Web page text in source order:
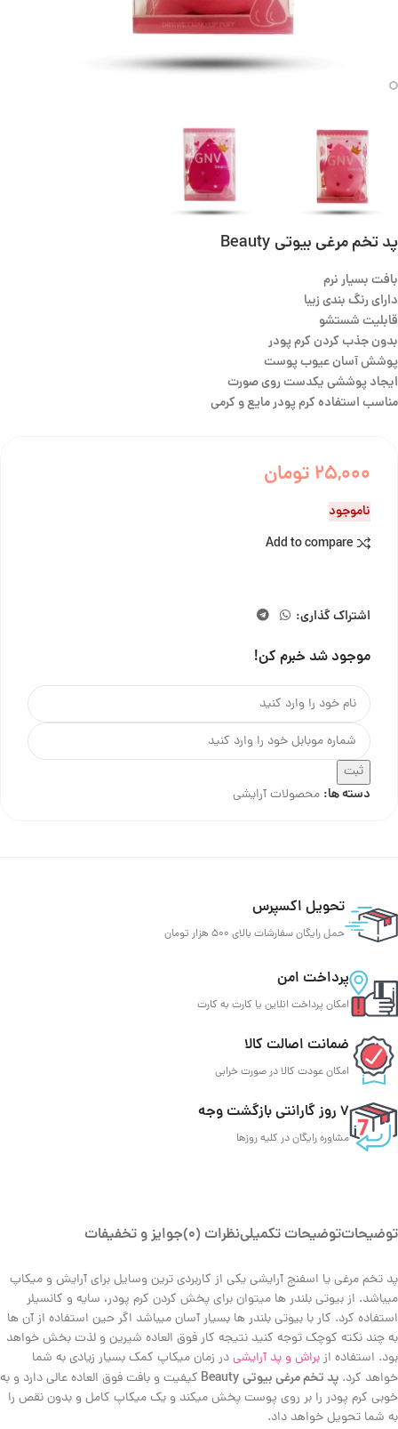
پد تخم مرغی بیوتی Beauty
بافت بسیار نرم
دارای رنگ بندی زیبا
قابلیت شستشو
بدون جذب کردن کرم پودر
پوشش آسان عیوب پوست
ایجاد پوششی یکدست روی صورت
مناسب استفاده کرم پودر مایع و کرمی
25,000 تومان
ناموجود
Add to compare
اشتراک گذاری:
موجود شد خبرم کن!
ثبت
دسته ها: محصولات آرایشی
تحویل اکسپرس
حمل رایگان سفارشات بالای 500 هزار تومان
پرداخت امن
امکان پرداخت انلاین یا کارت به کارت
ضمانت اصالت کالا
امکان عودت کالا در صورت خرابی
7 روز گارانتی بازگشت وجه
مشاوره رایگان در کلیه روزها
توضیحاتتوضیحات تکمیلینظرات (0) جوایز و تخفیفات
پد تخم مرغی یا اسفنج آرایشی یکی از کاربردی ترین وسایل برای آرایش و میکاپ
میباشد. از بیوتی بلندر ها میتوان برای پخش کردن کرم پودر، سایه و کانسیلر
استفاده کرد. کار با بیوتی بلندر ها بسیار آسان میباشد اگر حین استفاده از آن ها
به چند نکته کوچک توجه کنید نتیجه کار فوق العاده شیرین و لذت بخش خواهد
بود. استفاده ازبراش و پد آرایشیدر زمان میکاپ کمک بسیار زیادی به شما
خواهد کرد. پد تخم مرغی بیوتی Beauty
کیفیت و بافت فوق العاده عالی دارد و به
خوبی کرم پودر را بر روی پوست پخش میکند و یک میکاپ کامل و بدون نقص را
به شما تحویل خواهد داد.